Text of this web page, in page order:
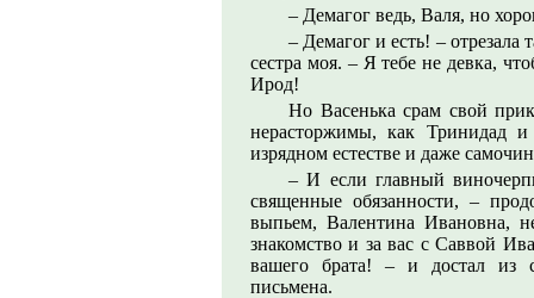
– Демагог ведь, Валя, но
– Демагог и есть! – отрезала
сестра моя. – Я тебе не девка,
Ирод!
Но Васенька срам свой
нерасторжимы, как Тринидад
изрядном естестве и даже
– И если главный
священные обязанности, –
выпьем, Валентина Ивановна,
знакомство и за вас с Саввой
вашего брата! – и достал из
письмена.